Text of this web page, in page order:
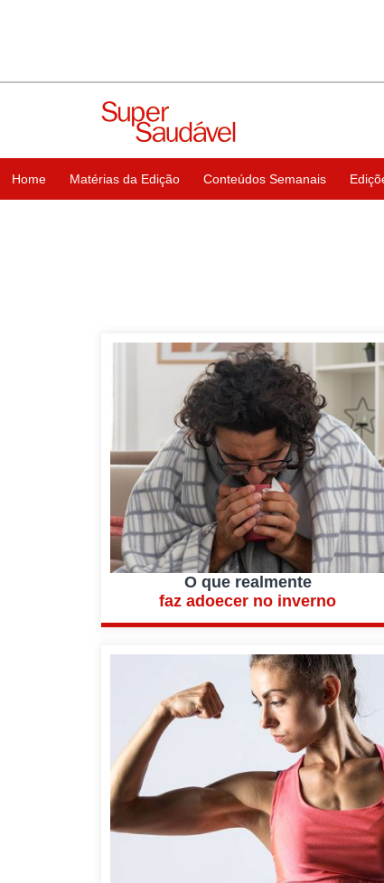
Home Matérias da Edição Conteúdos Semanais
O que realmente
faz adoecer no inverno